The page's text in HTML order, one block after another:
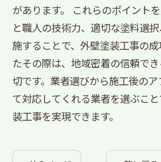
があります。 これらのポイント
と職人の技術力、適切な塗料選
施することで、外壁塗装工事の
たその際は、地域密着の信頼で
切です。業者選びから施工後の
て対応してくれる業者を選ぶこ
装工事を実現できます。